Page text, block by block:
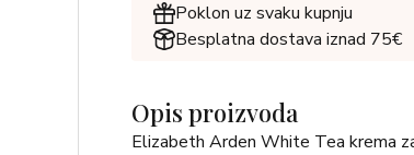
Poklon uz svaku kupnju
Besplatna dostava iznad 75€
Opis proizvoda
Elizabeth Arden White Tea krema